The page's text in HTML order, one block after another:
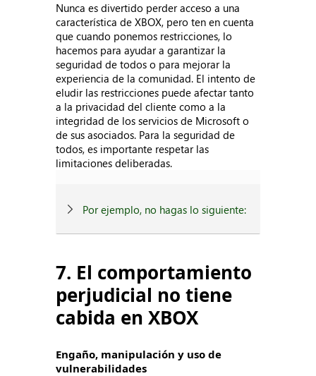
Nunca es divertido perder acceso a una
característica de XBOX, pero ten en cuenta
que cuando ponemos restricciones, lo
hacemos para ayudar a garantizar la
seguridad de todos o para mejorar la
experiencia de la comunidad. El intento de
eludir las restricciones puede afectar tanto
a la privacidad del cliente como a la
integridad de los servicios de Microsoft o
de sus asociados. Para la seguridad de
todos, es importante respetar las
limitaciones deliberadas.
Por ejemplo, no hagas lo siguiente:
7. El comportamiento
perjudicial no tiene
cabida en XBOX
Engaño, manipulación y uso de
vulnerabilidades